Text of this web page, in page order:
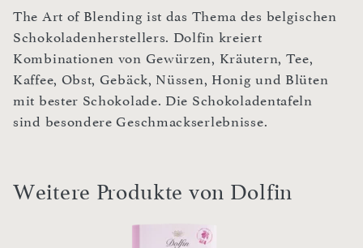
The Art of Blending ist das Thema des belgischen
Schokoladenherstellers. Dolfin kreiert
Kombinationen von Gewürzen, Kräutern, Tee,
Kaffee, Obst, Gebäck, Nüssen, Honig und Blüten
mit bester Schokolade. Die Schokoladentafeln
sind besondere Geschmackserlebnisse.
Weitere Produkte von Dolfin